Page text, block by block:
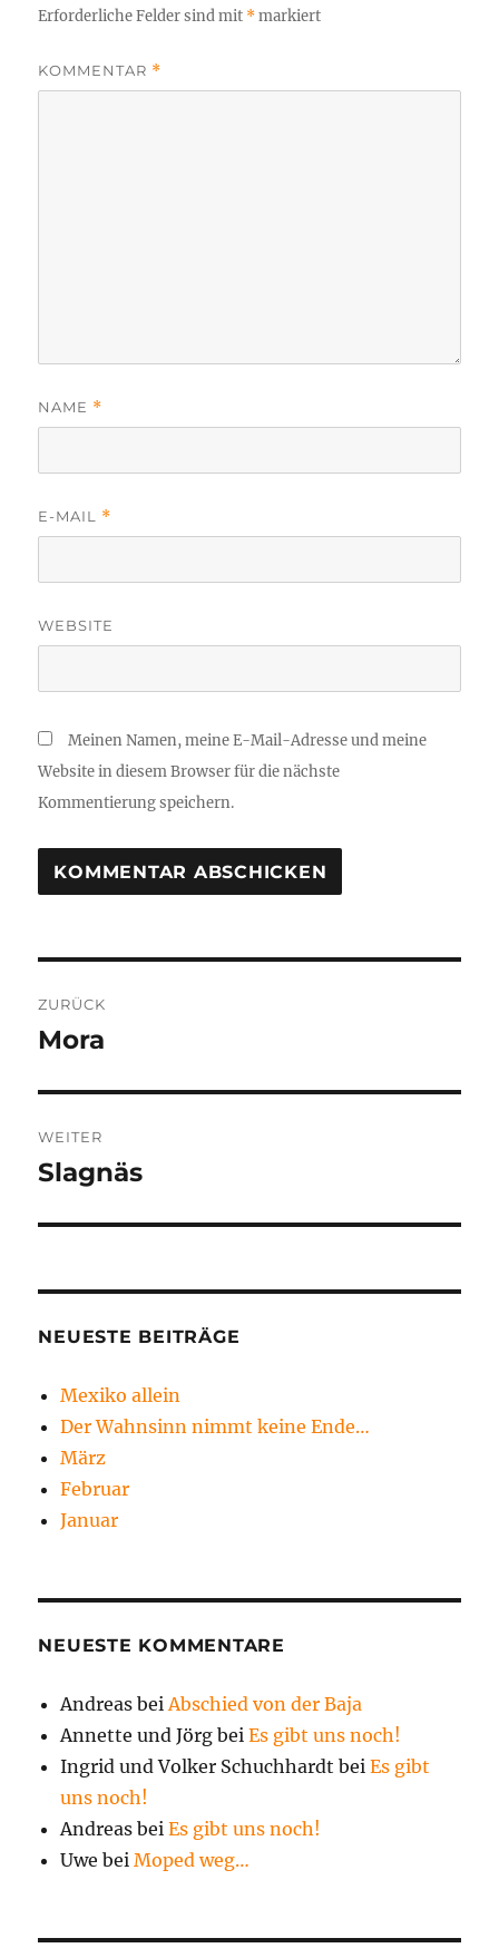
Erforderliche Felder sind mit *markiert
KOMMENTAR *
NAME *
E-MAIL *
WEBSITE
Meinen Namen, meine E-Mail-Adresse und meine
Website in diesem Browser für die nächste
Kommentierung speichern.
Navigation
ZURÜCK
Vorheriger
Mora
WEITER
Nächster
Slagnäs
NEUESTE BEITRÄGE
Mexiko allein
Der Wahnsinn nimmt keine Ende…
März
Februar
Januar
NEUESTE KOMMENTARE
Andreas beiAbschied von der Baja
Annette und Jörg beiEs gibt uns noch!
Ingrid und Volker Schuchhardt beiEs gibt
uns noch!
Andreas beiEs gibt uns noch!
Uwe beiMoped weg…